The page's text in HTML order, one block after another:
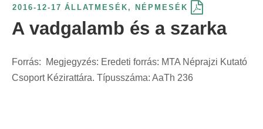
2016-12-17 ÁLLATMESÉK , NÉPMESÉK
A vadgalamb és a szarka
Forrás: Megjegyzés: Eredeti forrás: MTA Néprajzi Kutató
Csoport Kézirattára. Típusszáma: AaTh 236